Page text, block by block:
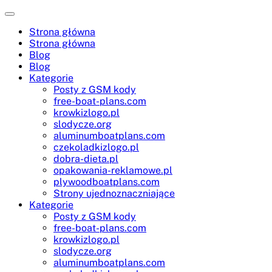
Skip
contentStrona główna
Strona główna
Blog
Blog
Kategorie
Posty z GSM kody
free-boat-plans.com
krowkizlogo.pl
slodycze.org
aluminumboatplans.com
czekoladkizlogo.pl
dobra-dieta.pl
opakowania-reklamowe.pl
plywoodboatplans.com
Strony ujednoznaczniające
Kategorie
Posty z GSM kody
free-boat-plans.com
krowkizlogo.pl
slodycze.org
aluminumboatplans.com